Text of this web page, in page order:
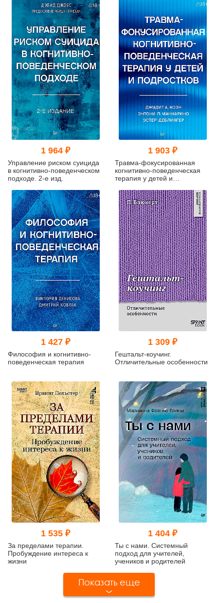
1 964 ₽
Управление риском суицида
в когнитивно-поведенческом
подходе. 2-е изд.
1 903 ₽
Травма-фокусированная
когнитивно-поведенческая
терапия у детей и
1 427 ₽
Философия и когнитивно-
поведенческая терапия
1 309 ₽
Гештальт-коучинг.
Отличительные особенности
1 535 ₽
За пределами терапии.
Пробуждение интереса к
жизни
1 404 ₽
Ты с нами. Системный
подход для учителей,
учеников и родителей
Показать еще